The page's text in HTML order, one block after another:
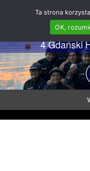
62 GDH
4 Gdański
Ta strona
OK,